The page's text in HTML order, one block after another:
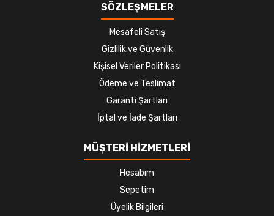
SÖZLEŞMELER
Mesafeli Satış
Gizlilik ve Güvenlik
Kişisel Veriler Politikası
Ödeme ve Teslimat
Garanti Şartları
İptal ve İade Şartları
MÜŞTERİ HİZMETLERİ
Hesabım
Sepetim
Üyelik Bilgileri